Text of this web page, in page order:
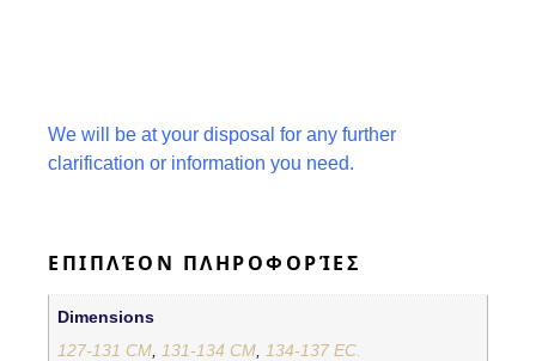
We will be at your disposal for any further
clarification or information you need.
ΕΠΙΠΛΈΟΝ ΠΛΗΡΟΦΟΡΊΕΣ
Dimensions
127-131 CM
131-134 CM 134-137 EC.